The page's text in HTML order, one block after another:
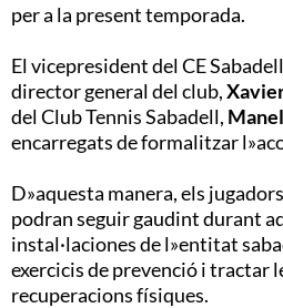
per a la present temporada.
El vicepresident del CE
director general del club,
del Club Tennis Sabadell,
encarregats de formalitzar
D»aquesta manera, els
podran seguir gaudint durant
instal·laciones de l»entitat
exercicis de prevenció i tractar
recuperacions físiques.